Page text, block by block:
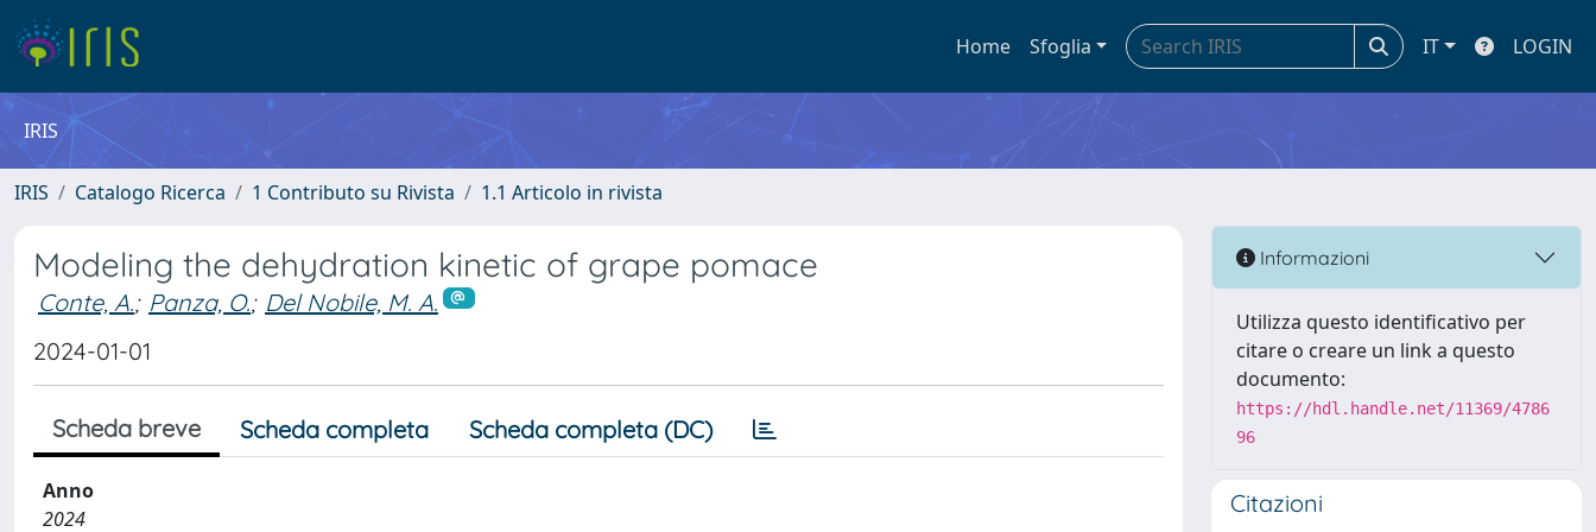
Home Sfoglia IT LOGIN
IRIS
IRIS Catalogo Ricerca 1 Contributo su Rivista 1.1 Articolo in rivista
Modeling the dehydration kinetic of grape pomace
Conte, A.; Panza, O.; Del Nobile, M. A.
2024-01-01
Scheda breve Scheda completa Scheda completa (DC)
Anno
2024
Informazioni
Utilizza questo identificativo per
citare o creare un link a questo
documento:
https://hdl.handle.net/11369/4786
96
Citazioni